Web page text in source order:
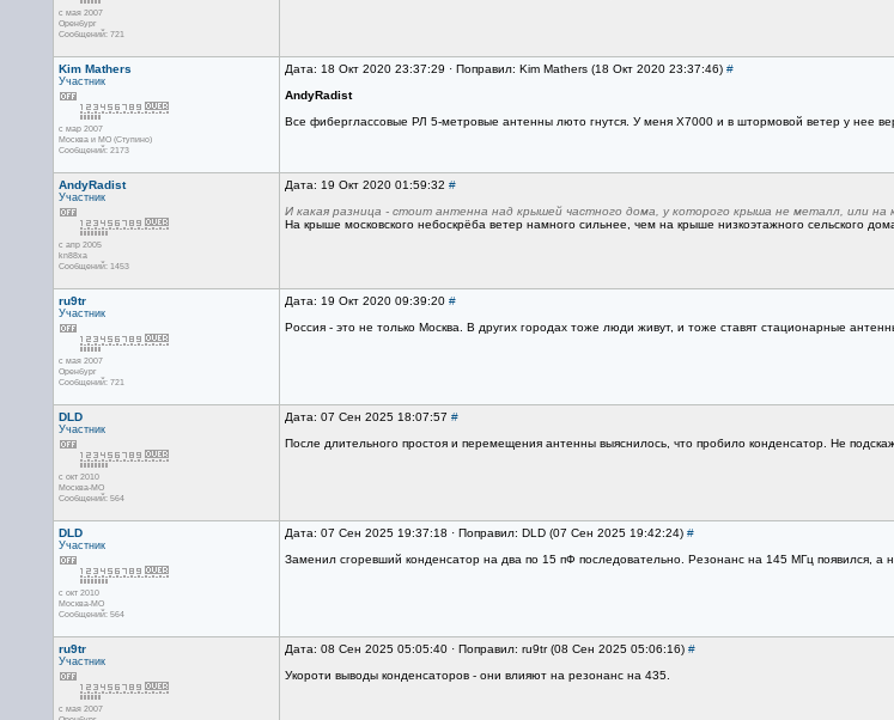
с мая 2007
Оренбург
Сообщений: 721
Kim Mathers
Участник
с мар 2007
Москва и МО (Ступино)
Сообщений: 2173
Дата: 18 Окт 2020 23:37:29 · Поправил: Kim Mathers (18 Окт 2020 23:37:46) #
AndyRadist
Все фиберглассовые РЛ 5-метровые антенны люто гнутся. У меня X7000 и в штормовой ветер у нее
AndyRadist
Участник
с апр 2005
kn88xa
Сообщений: 1453
Дата: 19 Окт 2020 01:59:32 #
И какая разница - стоит антенна над крышей частного дома, у которого крыша не металл, или на
На крыше московского небоскрёба ветер намного сильнее, чем на крыше низкоэтажного сельского
ru9tr
Участник
с мая 2007
Оренбург
Сообщений: 721
Дата: 19 Окт 2020 09:39:20 #
Россия - это не только Москва. В других городах тоже люди живут, и тоже ставят стационарные
DLD
Участник
с окт 2010
Москва-МО
Сообщений: 564
Дата: 07 Сен 2025 18:07:57 #
После длительного простоя и перемещения антенны выяснилось, что пробило конденсатор. Не
DLD
Участник
с окт 2010
Москва-МО
Сообщений: 564
Дата: 07 Сен 2025 19:37:18 · Поправил: DLD (07 Сен 2025 19:42:24) #
Заменил сгоревший конденсатор на два по 15 пФ последовательно. Резонанс на 145 МГц появился, а
ru9tr
Участник
с мая 2007
Дата: 08 Сен 2025 05:05:40 · Поправил: ru9tr (08 Сен 2025 05:06:16) #
Укороти выводы конденсаторов - они влияют на резонанс на 435.